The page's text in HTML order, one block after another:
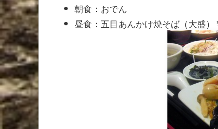
朝食：おでん
昼食：五目あんかけ焼そば（大盛